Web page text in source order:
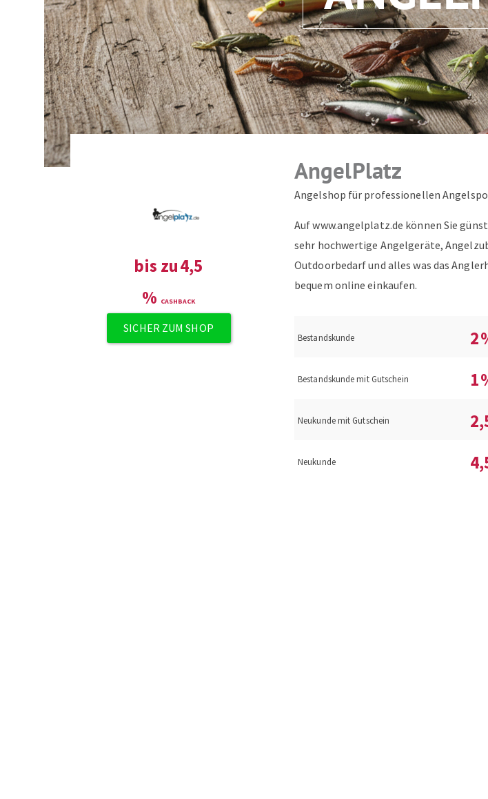
bis zu4,5
%
SICHER ZUM SHOP
AngelPlatz
Angelshop für professionellen
Auf www.angelplatz.de können Sie
sehr hochwertige Angelgeräte,
Outdoorbedarf und alles was das
bequem online einkaufen.
Bestandskunde 2
Bestandskunde mit Gutschein 1
Neukunde mit Gutschein
Neukunde
ZUM NEWSLETTER